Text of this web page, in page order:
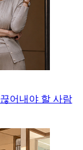
어내야 할 사람